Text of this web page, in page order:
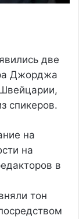
две
Джорджа
спикеров.
на
на
в
тон